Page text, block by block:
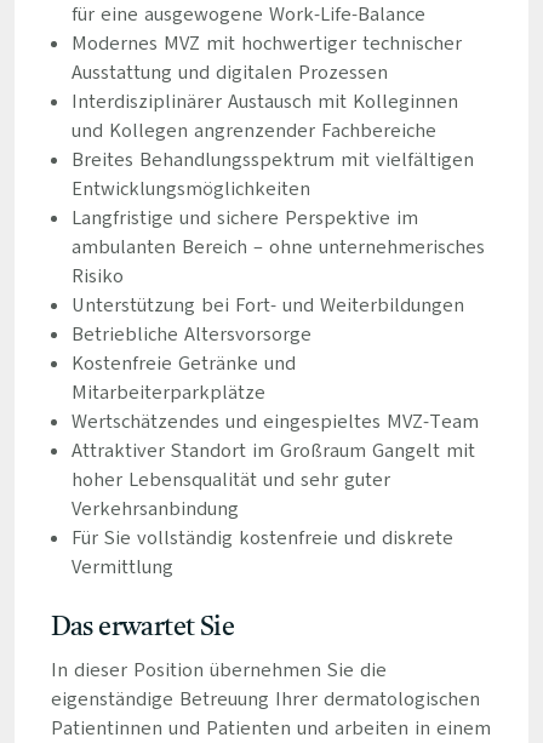
für eine ausgewogene Work-Life-Balance
Modernes MVZ mit hochwertiger technischer
Ausstattung und digitalen Prozessen
Interdisziplinärer Austausch mit Kolleginnen
und Kollegen angrenzender Fachbereiche
Breites Behandlungsspektrum mit vielfältigen
Entwicklungsmöglichkeiten
Langfristige und sichere Perspektive im
ambulanten Bereich – ohne unternehmerisches
Risiko
Unterstützung bei Fort- und Weiterbildungen
Betriebliche Altersvorsorge
Kostenfreie Getränke und
Mitarbeiterparkplätze
Wertschätzendes und eingespieltes MVZ-Team
Attraktiver Standort im Großraum Gangelt mit
hoher Lebensqualität und sehr guter
Verkehrsanbindung
Für Sie vollständig kostenfreie und diskrete
Vermittlung
Das erwartet Sie
In dieser Position übernehmen Sie die
eigenständige Betreuung Ihrer dermatologischen
Patientinnen und Patienten und arbeiten in einem